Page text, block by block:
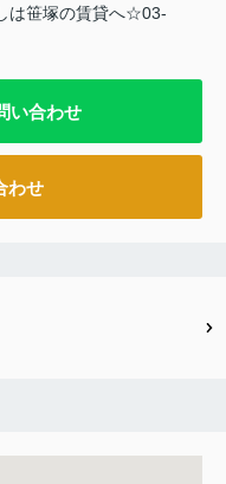
は笹塚の賃貸へ☆03-
い合わせ
わせ